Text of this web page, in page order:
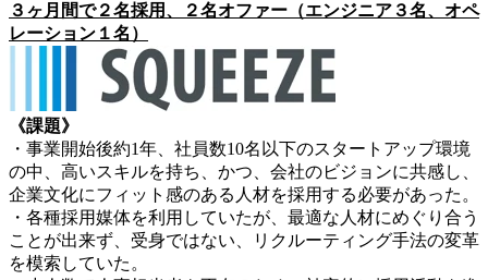
３ヶ月間で２名採用、２名オファー（エンジニア３名、オペ
レーション１名）
《課題》
・事業開始後約1年、社員数10名以下のスタートアップ環境
の中、高いスキルを持ち、かつ、会社のビジョンに共感し、
企業文化にフィット感のある人材を採用する必要があった。
・各種採用媒体を利用していたが、最適な人材にめぐり合う
ことが出来ず、受身ではない、リクルーティング手法の変革
を模索していた。